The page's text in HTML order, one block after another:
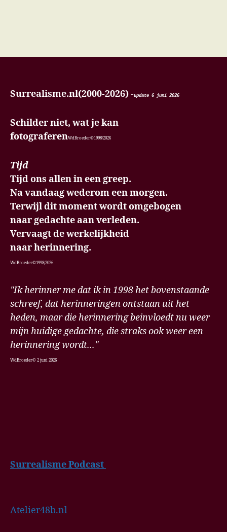
Surrealisme.nl(2000-2026)-update 6 juni 2026
Schilder niet, wat je kan
fotograferenWdBroeder©1998/2026
Tijd
Tijd ons allen in een greep.
Na vandaag wederom een morgen.
Terwijl dit moment wordt omgebogen
naar gedachte aan verleden.
Vervaagt de werkelijkheid
naar herinnering.
WdBroeder©1998/2026
"Ik herinner me dat ik in 1998 het bovenstaande
schreef, dat herinneringen ontstaan uit het
heden, maar die herinnering beinvloedt nu weer
mijn huidige gedachte, die straks ook weer een
herinnering wordt..."
WdBroeder© 2 juni 2026
Surrealisme Podcast
Atelier48b.nl